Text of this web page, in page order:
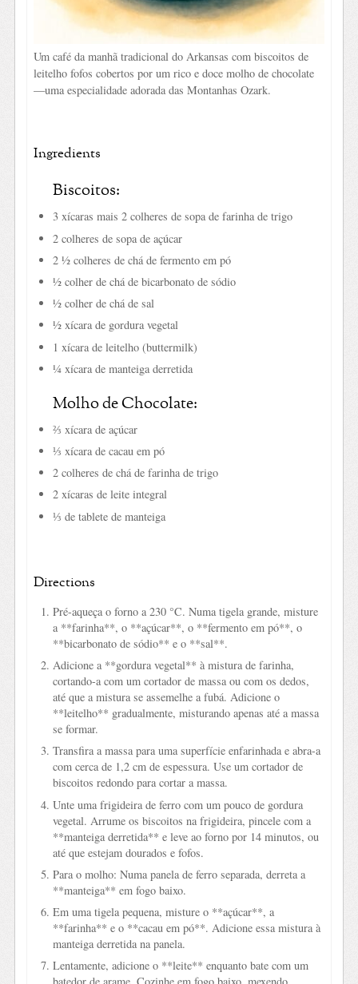
Um café da manhã tradicional do Arkansas com biscoitos de
leitelho fofos cobertos por um rico e doce molho de chocolate
—uma especialidade adorada das Montanhas Ozark.
Ingredients
Biscoitos:
3 xícaras mais 2 colheres de sopa de farinha de trigo
2 colheres de sopa de açúcar
2 ½ colheres de chá de fermento em pó
½ colher de chá de bicarbonato de sódio
½ colher de chá de sal
½ xícara de gordura vegetal
1 xícara de leitelho (buttermilk)
¼ xícara de manteiga derretida
Molho de Chocolate:
⅔ xícara de açúcar
⅓ xícara de cacau em pó
2 colheres de chá de farinha de trigo
2 xícaras de leite integral
⅓ de tablete de manteiga
Directions
Pré-aqueça o forno a 230 °C. Numa tigela grande, misture
a **farinha**, o **açúcar**, o **fermento em pó**, o
**bicarbonato de sódio** e o **sal**.
Adicione a **gordura vegetal** à mistura de farinha,
cortando-a com um cortador de massa ou com os dedos,
até que a mistura se assemelhe a fubá. Adicione o
**leitelho** gradualmente, misturando apenas até a massa
se formar.
Transfira a massa para uma superfície enfarinhada e abra-a
com cerca de 1,2 cm de espessura. Use um cortador de
biscoitos redondo para cortar a massa.
Unte uma frigideira de ferro com um pouco de gordura
vegetal. Arrume os biscoitos na frigideira, pincele com a
**manteiga derretida** e leve ao forno por 14 minutos, ou
até que estejam dourados e fofos.
Para o molho: Numa panela de ferro separada, derreta a
**manteiga** em fogo baixo.
Em uma tigela pequena, misture o **açúcar**, a
**farinha** e o **cacau em pó**. Adicione essa mistura à
manteiga derretida na panela.
Lentamente, adicione o **leite** enquanto bate com um